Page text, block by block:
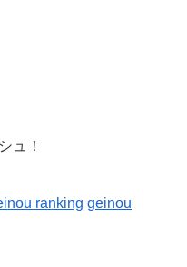
ュ！
ranking geinou